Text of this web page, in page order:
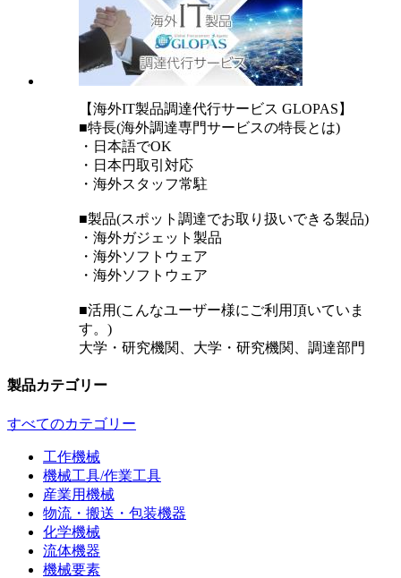
【海外IT製品調達代行サービス GLOPAS】
■特長(海外調達専門サービスの特長とは)
・日本語でOK
・日本円取引対応
・海外スタッフ常駐
■製品(スポット調達でお取り扱いできる製品)
・海外ガジェット製品
・海外ソフトウェア
・海外ソフトウェア
■活用(こんなユーザー様にご利用頂いていま
す。)
大学・研究機関、大学・研究機関、調達部門
製品カテゴリー
すべてのカテゴリー
工作機械
機械工具/作業工具
産業用機械
物流・搬送・包装機器
化学機械
流体機器
機械要素